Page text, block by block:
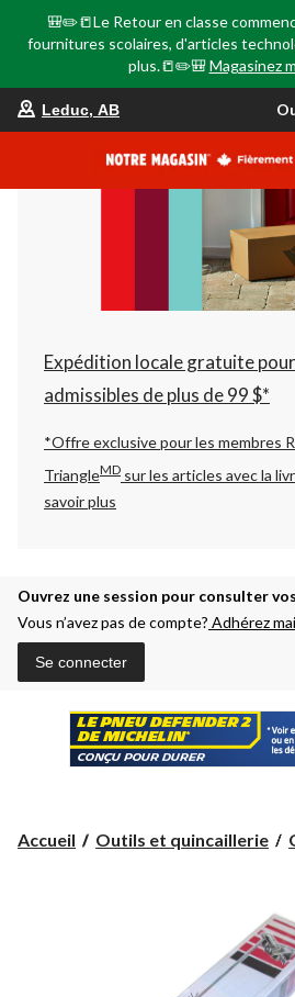
🎒✏️📒Le Retour en classe
fournitures scolaires, d'articles
plus.📒✏️🎒 Magasinez
votre
est
AB,
à
22:00
Leduc, AB
Expédition locale gratuite
admissibles de plus de 99 $*
*Offre exclusive pour les membres
TriangleMD sur les articles avec la
savoir plus
Ouvrez une session pour consulter
Vous n’avez pas de compte? Adhérez
Se connecter
Accueil Outils et quincaillerie